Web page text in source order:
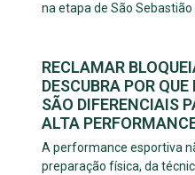
na etapa de São Sebastião
RECLAMAR
DESCUBRA POR
SÃO DIFERENCIAIS
ALTA
A performance esportiva
preparação física, da